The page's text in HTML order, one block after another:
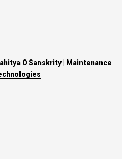
O Sanskrity| Maintenance